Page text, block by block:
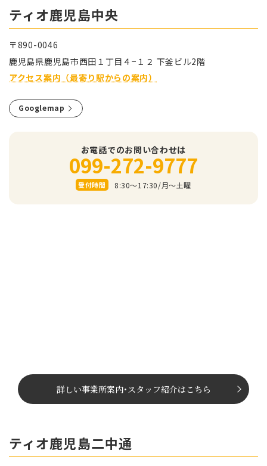
ティオ⿅児島中央
〒890-0046
⿅児島県⿅児島市⻄⽥１丁⽬４−１２ 下釜ビル2階
アクセス案内（最寄り駅からの案内）
Googlemap
お電話でのお問い合わせは
099-272-9777
受付時間 8:30～17:30/⽉〜⼟曜
詳しい事業所案内･ スタッフ紹介はこちら
ティオ鹿児島二中通